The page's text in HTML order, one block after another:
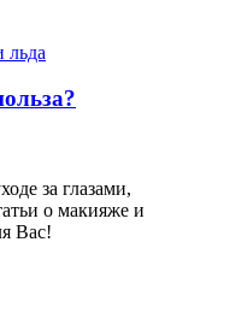
за глазами,
о макияже и
Вас!